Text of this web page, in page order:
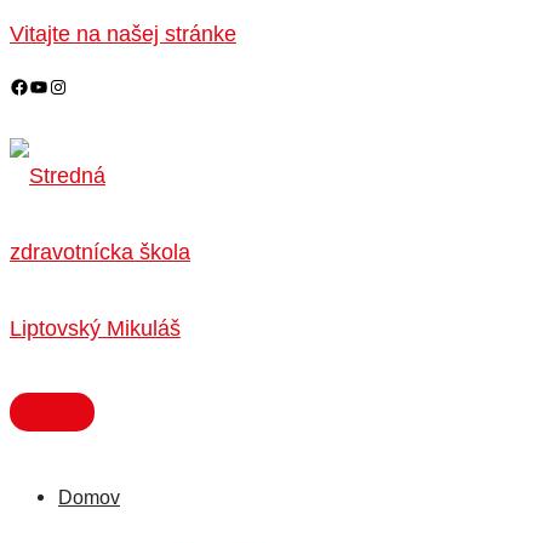
na
obsah
Vitajte na našej stránke
MENU
Domov